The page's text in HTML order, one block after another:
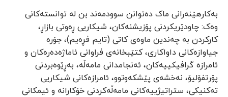
بەکارهێنەرانی ماک دەتوانن سوودمەند بن لە توانستەکانی
وەک: چاودێریکردنی پۆزیشنەکان، شیکاریی ڕەوتی بازاڕ،
کارکردن بە چەندین ماوەی کاتی (تایم فڕەیم)، جۆرە
جیاوازەکانی داواکاری، کتێبخانەی فراوانی ئاماژەدەرەکان و
ئامرازە گرافیکییەکان، ئەنجامدانی مامەڵە، بەڕێوەبردنی
پۆرتفۆلیۆ، نەخشەی پێشکەوتوو، ئامرازەکانی شیکاریی
تەکنیکی، ستراتیژییەکانی مامەڵەکردنی خۆکارانە و ئیمکانی